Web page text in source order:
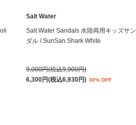
Salt Water
Salt Water Sandals 水陸両用キッズサン
ダル / SunSan Shark White
9,000円(税込9,900円)
6,300円(税込6,930円) 30% OFF